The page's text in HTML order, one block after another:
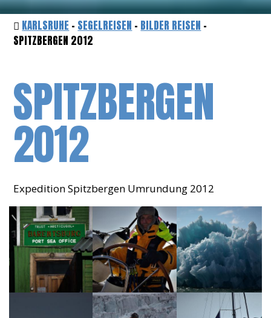
KARLSRUHE - SEGELREISEN - BILDER REISEN -
SPITZBERGEN 2012
SPITZBERGEN
2012
Expedition Spitzbergen Umrundung 2012